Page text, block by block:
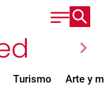
chevron_right
Turismo Arte y